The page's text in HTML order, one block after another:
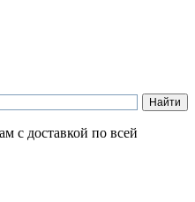
с доставкой по всей